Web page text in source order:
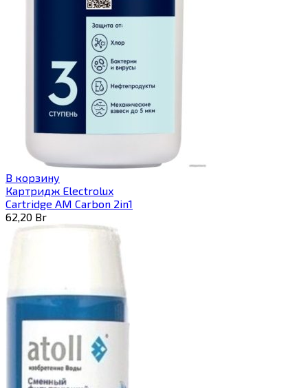
В корзину
Картридж Electrolux
Cartridge AM Carbon 2in1
62,20 Br